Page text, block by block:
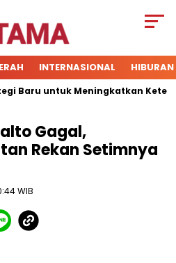
INTERNASIONAL HIBURAN
untuk Meningkatkan
Gagal,
Rekan Setimnya
WIB